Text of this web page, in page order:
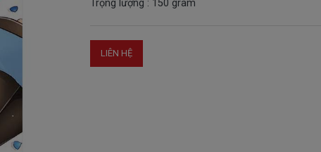
Trọng lượng : 150 gram
LIÊN HỆ